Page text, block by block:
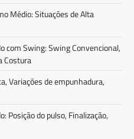
Médio: Situações de Alta
com Swing: Swing Convencional,
Costura
Variações de empunhadura,
Posição do pulso, Finalização,